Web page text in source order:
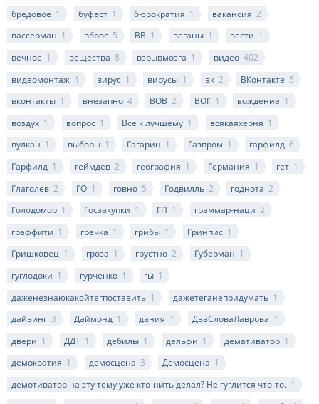
бредовое 1 буфест 1 бюрократия 1 вакансия 2
вассерман 1 вброс 5 ВВ 1 веганы 1 вести 1
вечное 1 вещества 8 взрывмозга 1 видео 402
видеомонтаж 4 вирус 1 вирусы 1 вк 2 ВКонтакте 5
вконтакты 1 внезапно 4 ВОВ 2 ВОГ 1 вождение 1
воздух 1 вопрос 1 Все к лучшему 1 всякаяхерня 1
вулкан 1 выборы 1 Гагарин 1 Газпром 1 гарфилд 6
Гарфилд 1 геймдев 2 география 1 Германия 1 гет 1
Глаголев 2 ГО 1 говно 5 Годвилль 2 годнота 2
Голодомор 1 Госзакупки 1 ГП 1 граммар-наци 2
граффити 1 гречка 1 грибы 1 Гринпис 1
Гришковец 1 гроза 1 грустно 2 Губерман 1
гуглодоки 1 гурченко 1 гы 1
даженезнаюкакойтегпоставить 1 дажетеганепридумать 1
дайвинг 3 Даймонд 1 дания 1 ДваСловаЛаврова 1
двери 1 ДДТ 1 дебилы 1 дельфи 1 демативатор 1
демократия 1 демосцена 3 Демосцена 1
демотиватор на эту тему уже кто-нить делал? Не гуглится что-то. 1